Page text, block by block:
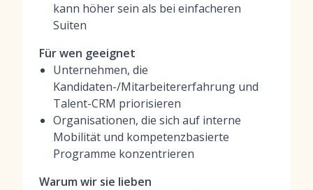
kann höher sein als bei einfacheren
Suiten
Für wen geeignet
Unternehmen, die
Kandidaten-/Mitarbeitererfahrung und
Talent-CRM priorisieren
Organisationen, die sich auf interne
Mobilität und kompetenzbasierte
Programme konzentrieren
Warum wir sie lieben